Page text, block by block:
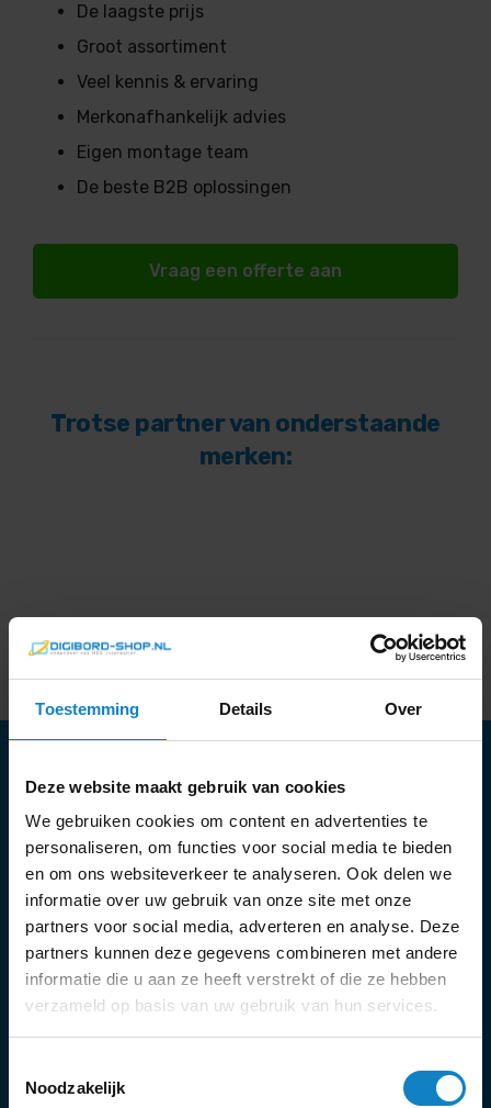
Toestemming Details Over
Deze website maakt gebruik van cookies
We gebruiken cookies om content en advertenties te
personaliseren, om functies voor social media te bieden
en om ons websiteverkeer te analyseren. Ook delen we
informatie over uw gebruik van onze site met onze
partners voor social media, adverteren en analyse. Deze
partners kunnen deze gegevens combineren met andere
informatie die u aan ze heeft verstrekt of die ze hebben
verzameld op basis van uw gebruik van hun services.
Noodzakelijk
De laagste prijs
Groot assortiment
Veel kennis & ervaring
Merkonafhankelijk advies
Eigen montage team
De beste B2B oplossingen
Vraag een offerte aan
Trotse partner van onderstaande
merken:
Hulp nodig?
Klantenservice
Geopend van 9:00 tot 17:00